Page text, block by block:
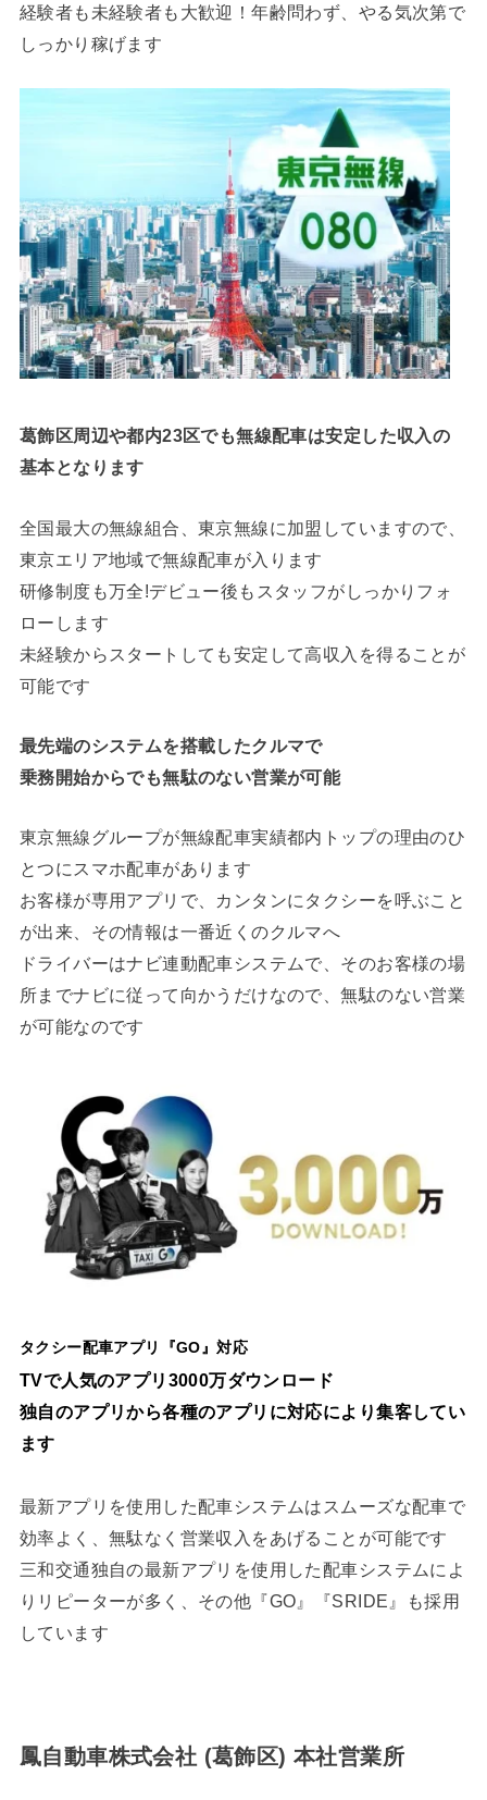
経験者も未経験者も大歓迎！年齢問わず、やる気次第で
しっかり稼げます
葛飾区周辺や都内23区でも無線配車は安定した収入の
基本となります
全国最大の無線組合、東京無線に加盟していますので、
東京エリア地域で無線配車が入ります
研修制度も万全!デビュー後もスタッフがしっかりフォ
ローします
未経験からスタートしても安定して高収入を得ることが
可能です
最先端のシステムを搭載したクルマで
乗務開始からでも無駄のない営業が可能
東京無線グループが無線配車実績都内トップの理由のひ
とつにスマホ配車があります
お客様が専用アプリで、カンタンにタクシーを呼ぶこと
が出来、その情報は一番近くのクルマへ
ドライバーはナビ連動配車システムで、そのお客様の場
所までナビに従って向かうだけなので、無駄のない営業
が可能なのです
タクシー配車アプリ『GO』対応
TVで人気のアプリ3000万ダウンロード
独自のアプリから各種のアプリに対応により集客してい
ます
最新アプリを使用した配車システムはスムーズな配車で
効率よく、無駄なく営業収入をあげることが可能です
三和交通独自の最新アプリを使用した配車システムによ
りリピーターが多く、その他『GO』『SRIDE』も採用
しています
鳳自動車株式会社 (葛飾区) 本社営業所